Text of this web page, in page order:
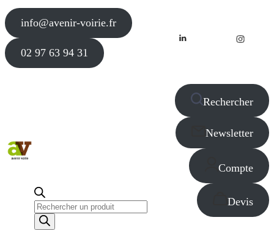
info@avenir-voirie.fr
02 97 63 94 31
Recherche
de
produits
Rechercher
Newsletter
Compte
Devis